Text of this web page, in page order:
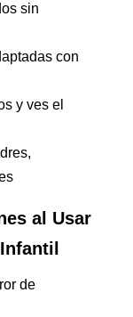
sin
con
y ves el
al Usar
de